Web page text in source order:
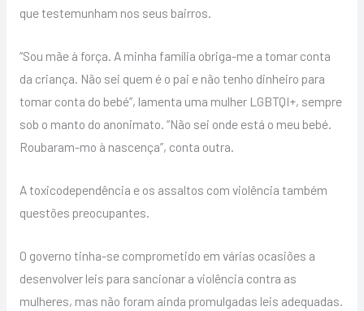
que testemunham nos seus bairros.
“Sou mãe à força. A minha família obriga-me a tomar conta
da criança. Não sei quem é o pai e não tenho dinheiro para
tomar conta do bebé”, lamenta uma mulher LGBTQI+, sempre
sob o manto do anonimato. “Não sei onde está o meu bebé.
Roubaram-mo à nascença”, conta outra.
A toxicodependência e os assaltos com violência também
questões preocupantes.
O governo tinha-se comprometido em várias ocasiões a
desenvolver leis para sancionar a violência contra as
mulheres, mas não foram ainda promulgadas leis adequadas.